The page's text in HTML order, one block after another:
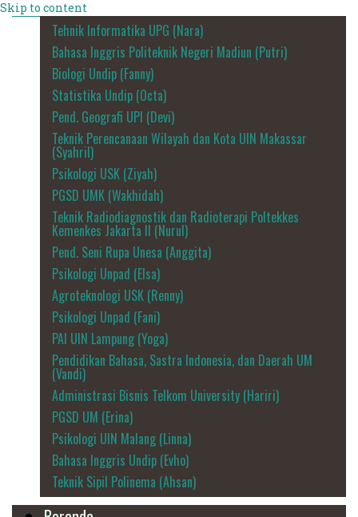
Skip to content
Tehnik Informatika UPG (Nara)
Bahasa Inggris Politeknik Negeri Madiun (Putri)
Biologi Undip (Fanny)
Statistika Undip (Octa)
Pend. Geografi UPI (Devi)
Teknik Perencanaan Wilayah dan Kota UIN Makassar
(Syahril)
Psikologi USK (Ziyah)
PGSD UMK (Wakhidah)
Teknik Radiodiagnostik dan Radioterapi Poltekkes
Kemenkes Jakarta II (Nurul)
Pend. Seni Rupa Unesa (Anggita)
Psikologi Unpad (Elsa)
Agroteknologi USK (Renny)
Psikologi Unpad (Fani)
PAI UIN Lampung (Yoga)
Pendidikan Bahasa, Sastra Indonesia, dan Daerah UM
(Vandi)
Administrasi Bisnis Telkom University (Hariri)
PGSD UM (Erina)
Psikologi UIN Malang (Linna)
Bahasa Inggris Undip (Evho)
Teknik Sipil Polinema (Ahsan)